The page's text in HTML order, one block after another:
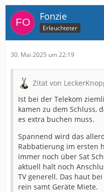
Fonzie
Erleuchteter
30. Mai 2025 um 22:19
Zitat von
Ist bei der Telekom
kamen zu dem Schluss,
es extra buchen muss.
Spannend wird das
Rabbatierung im ersten
immer noch über Sat
aktuell halt noch
TV generell. Das haut
rein samt Geräte Miete.